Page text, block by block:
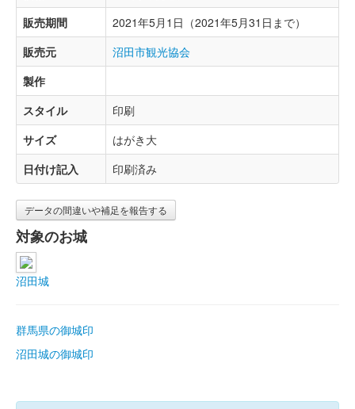
販売期間
2021年5月1日（2021年5月31日まで）
販売元
沼田市観光協会
製作
スタイル
印刷
サイズ
はがき大
日付け記入
印刷済み
データの間違いや補足を報告する
対象のお城
沼田城
群馬県の御城印
沼田城の御城印